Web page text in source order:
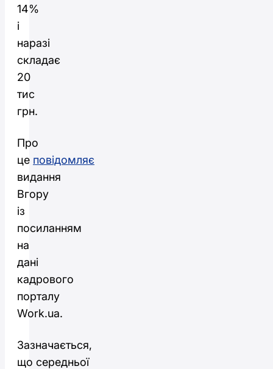
14%
і
наразі
складає
20
тис
грн.
Про
це повідомляє
видання
Вгору
із
посиланням
на
дані
кадрового
порталу
Work.ua.
Зазначається,
що середньої